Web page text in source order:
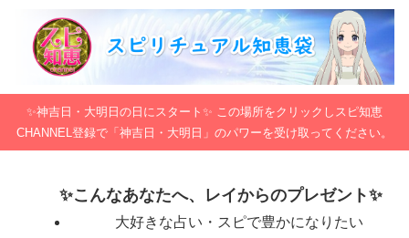
✨神吉日・大明日の日にスタート✨ この場所をクリックしスピ知恵
CHANNEL登録で「神吉日・大明日」のパワーを受け取ってください。
✨こんなあなたへ、レイからのプレゼント✨
大好きな占い・スピで豊かになりたい